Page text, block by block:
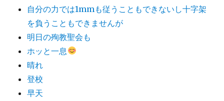
自分の力では1mmも従うこともできないし十字架
を負うこともできませんが
明日の殉教聖会も
ホッと一息
晴れ
登校
早天